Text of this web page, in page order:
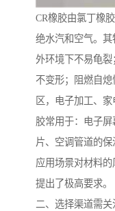
CR橡胶由氯丁橡
绝水汽和空气。
外环境下不易龟
不变形；阻燃自
区，电子加工、
胶常用于：电子
片、空调管道的
应用场景对材料
提出了极高要求。
二、选择渠道需